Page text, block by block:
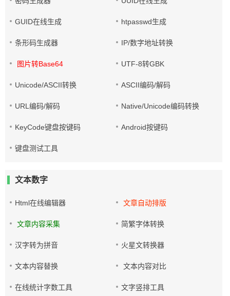
GUID在线生成 htpasswd生成
条形码生成器 IP/数字地址转换
图片转Base64 UTF-8转GBK
Unicode/ASCII转换 ASCII编码/解码
URL编码/解码 Native/Unicode编码转换
KeyCode键盘按键码 Android按键码
键盘测试工具
文本数字
Html在线编辑器 文章自动排版
文章内容采集 简繁字体转换
汉字转为拼音 火星文转换器
文本内容替换 文本内容对比
在线统计字数工具 文字竖排工具